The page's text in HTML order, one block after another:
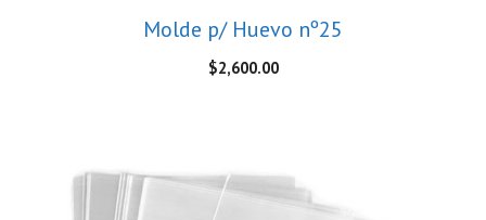
Molde p/ Huevo nº25
$2,600.00